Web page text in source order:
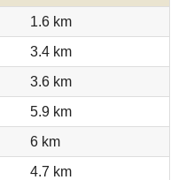
1.6 km
3.4 km
3.6 km
5.9 km
6 km
4.7 km